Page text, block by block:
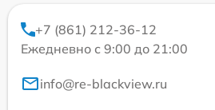
+7 (861) 212-36-12
Ежедневно с 9:00 до 21:00
info@re-blackview.ru